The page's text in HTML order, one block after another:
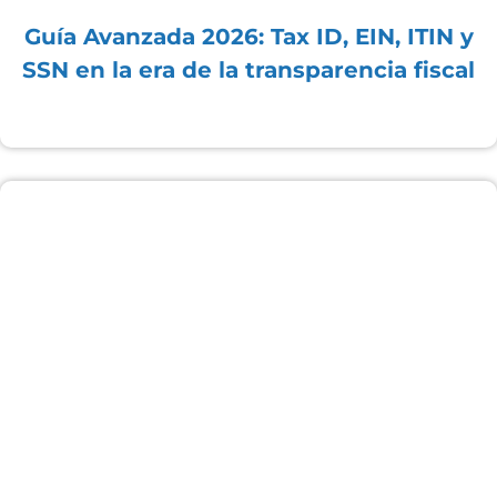
Guía Avanzada 2026: Tax ID, EIN, ITIN y
SSN en la era de la transparencia fiscal